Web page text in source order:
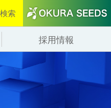
検索
採用情報